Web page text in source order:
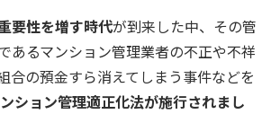
要性を増す時代が到来した中、その管
あるマンション管理業者の不正や不祥
合の預金すら消えてしまう事件などを
ション管理適正化法が施行されまし